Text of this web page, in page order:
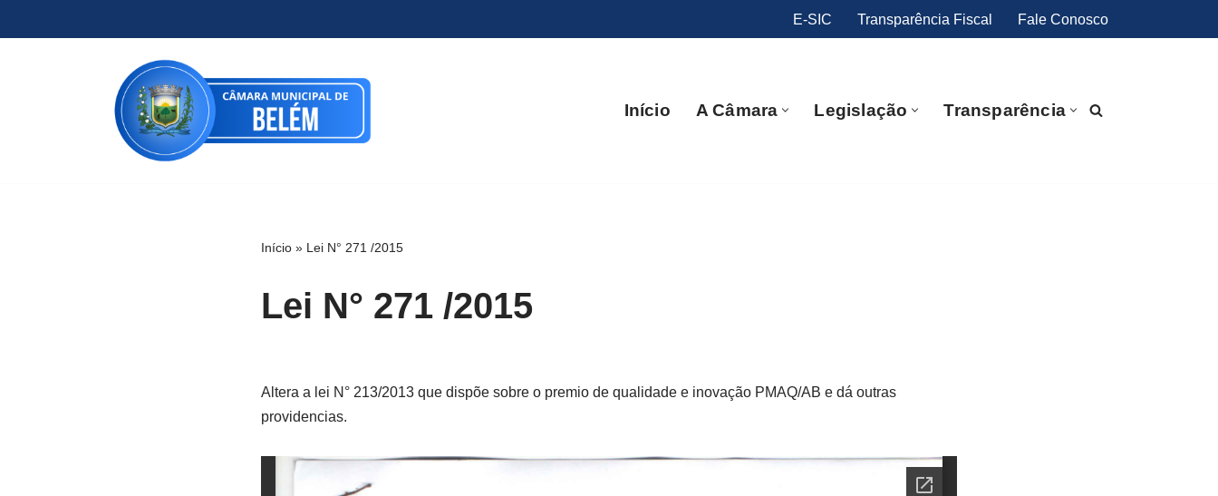
E-SIC Transparência Fiscal Fale Conosco
Início A Câmara Legislação Transparência
Início » Lei N° 271 /2015
Lei N° 271 /2015
Altera a lei N° 213/2013 que dispõe sobre o premio de qualidade e inovação PMAQ/AB e dá outras
providencias.